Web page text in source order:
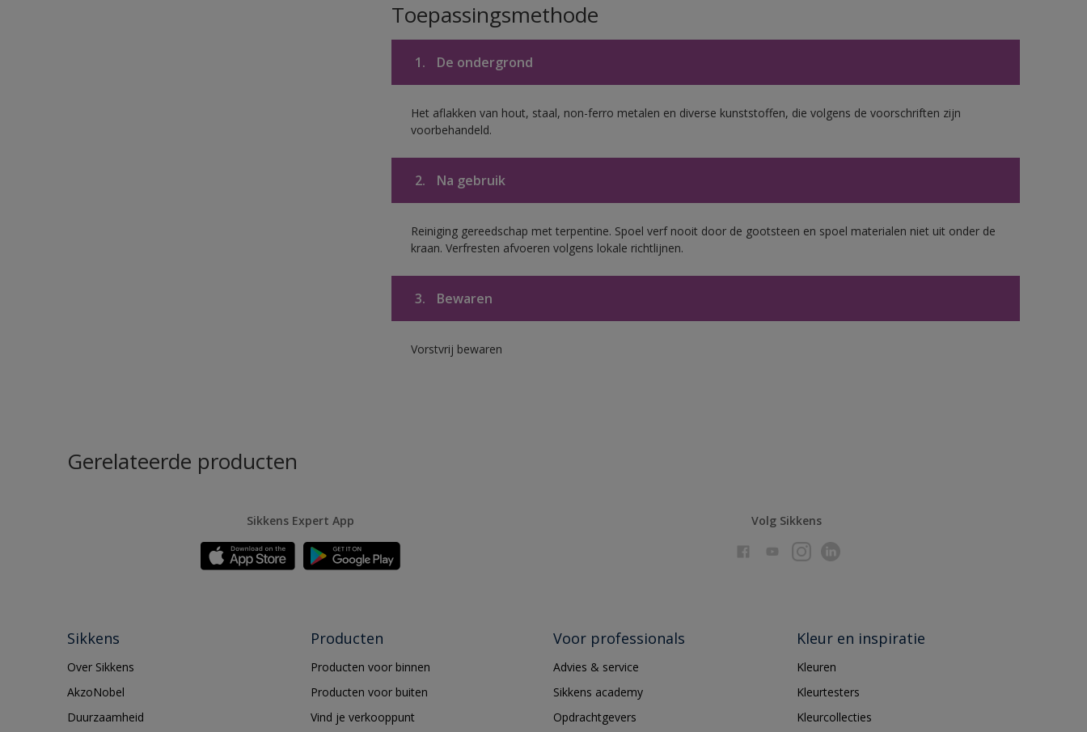
Toepassingsmethode
1. De ondergrond
Het aflakken van hout, staal, non-ferro metalen en diverse kunststoffen, die volgens de voorschriften zijn
voorbehandeld.
2. Na gebruik
Reiniging gereedschap met terpentine. Spoel verf nooit door de gootsteen en spoel materialen niet uit onder de
kraan. Verfresten afvoeren volgens lokale richtlijnen.
3. Bewaren
Vorstvrij bewaren
Gerelateerde producten
Sikkens Expert App Volg Sikkens
Sikkens
Over Sikkens
AkzoNobel
Duurzaamheid
Producten
Producten voor binnen
Producten voor buiten
Vind je verkooppunt
Voor professionals
Advies & service
Sikkens academy
Opdrachtgevers
Kleur en inspiratie
Kleuren
Kleurtesters
Kleurcollecties